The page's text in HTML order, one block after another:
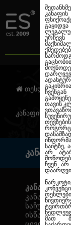
თავის
საიტზე,
არ
ჩვენ
მათ
თესლების
კანაფის
ᲙᲐᲜᲐᲤᲘᲡ
კანაფის
კანაფის
საჩუქარი,
ისწავლა